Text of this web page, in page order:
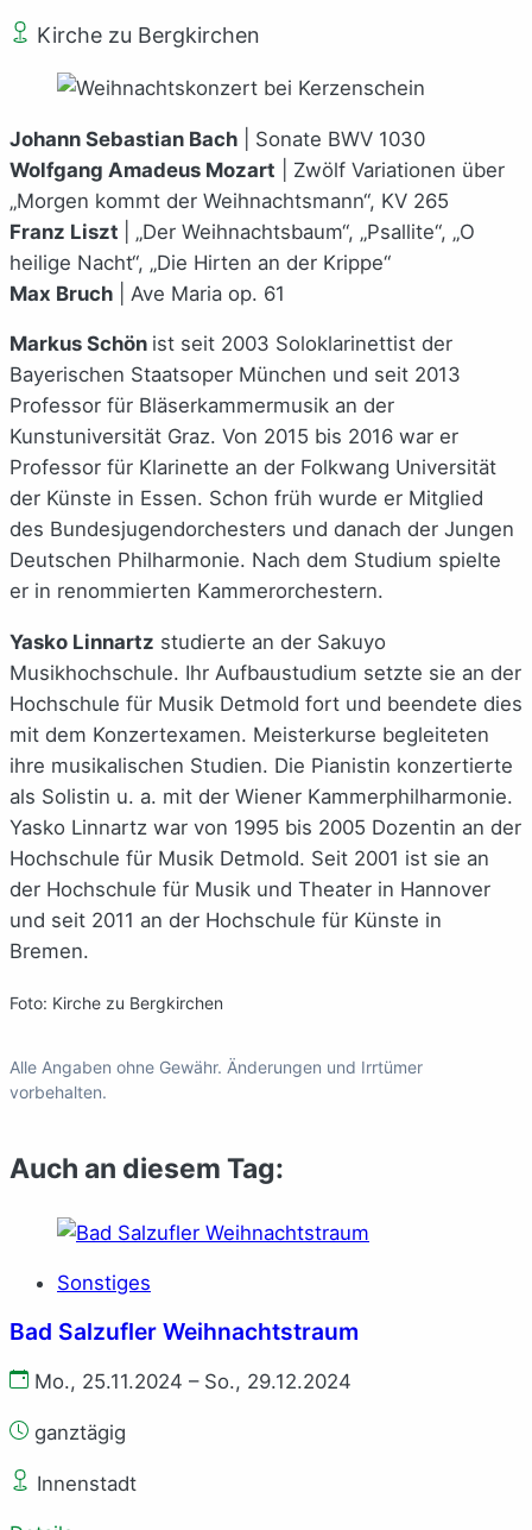
Kirche zu Bergkirchen
Johann Sebastian Bach | Sonate BWV 1030
Wolfgang Amadeus Mozart | Zwölf Variationen über
„Morgen kommt der Weihnachtsmann“, KV 265
Franz Liszt
| „Der Weihnachtsbaum“, „Psallite“, „O
heilige Nacht“, „Die Hirten an der Krippe“
Max Bruch | Ave Maria op. 61
Markus Schön ist seit 2003 Soloklarinettist der
Bayerischen Staatsoper München und seit 2013
Professor für Bläserkammermusik an der
Kunstuniversität Graz. Von 2015 bis 2016 war er
Professor für Klarinette an der Folkwang Universität
der Künste in Essen. Schon früh wurde er Mitglied
des Bundesjugendorchesters und danach der Jungen
Deutschen Philharmonie. Nach dem Studium spielte
er in renommierten Kammerorchestern.
Yasko Linnartz studierte an der Sakuyo
Musikhochschule. Ihr Aufbaustudium setzte sie an der
Hochschule für Musik Detmold fort und beendete dies
mit dem Konzertexamen. Meisterkurse begleiteten
ihre musikalischen Studien. Die Pianistin konzertierte
als Solistin u. a. mit der Wiener Kammerphilharmonie.
Yasko Linnartz war von 1995 bis 2005 Dozentin an der
Hochschule für Musik Detmold. Seit 2001 ist sie an
der Hochschule für Musik und Theater in Hannover
und seit 2011 an der Hochschule für Künste in
Bremen.
Foto: Kirche zu Bergkirchen
Alle Angaben ohne Gewähr. Änderungen und Irrtümer
vorbehalten.
Auch an diesem Tag:
Sonstiges
Bad Salzufler Weihnachtstraum
Mo., 25.11.2024 – So., 29.12.2024
ganztägig
Innenstadt